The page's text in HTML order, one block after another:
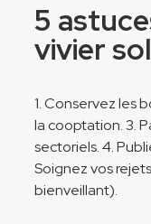
5
vivier
1. Conservez les
la cooptation. 3.
sectoriels. 4.
Soignez vos
bienveillant).